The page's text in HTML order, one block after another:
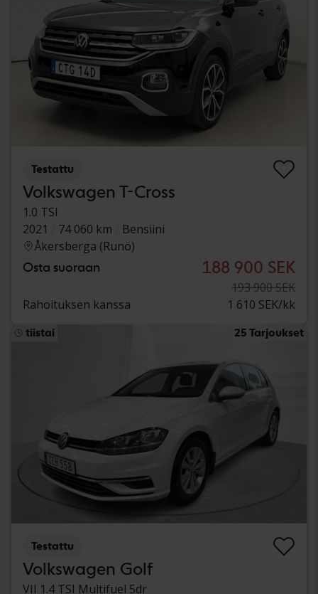
Testattu
Volkswagen T-Cross
1.0 TSI
2021
74 060 km
Bensiini
Åkersberga (Runö)
Osta suoraan 188 900 SEK
193 900 SEK
Rahoituksen kanssa
1 610 SEK/kk
tiistai 25 Tarjoukset
Testattu
Volkswagen Golf
VII 1.4 TSI Multifuel 5dr